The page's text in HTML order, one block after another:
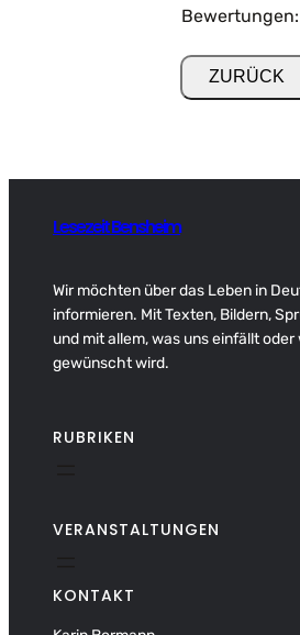
Bewertungen:
Lesezeit Bensheim
Wir möchten über das Leben in
informieren. Mit Texten, Bildern,
und mit allem, was uns einfällt oder
gewünscht wird.
RUBRIKEN
VERANSTALTUNGEN
KONTAKT